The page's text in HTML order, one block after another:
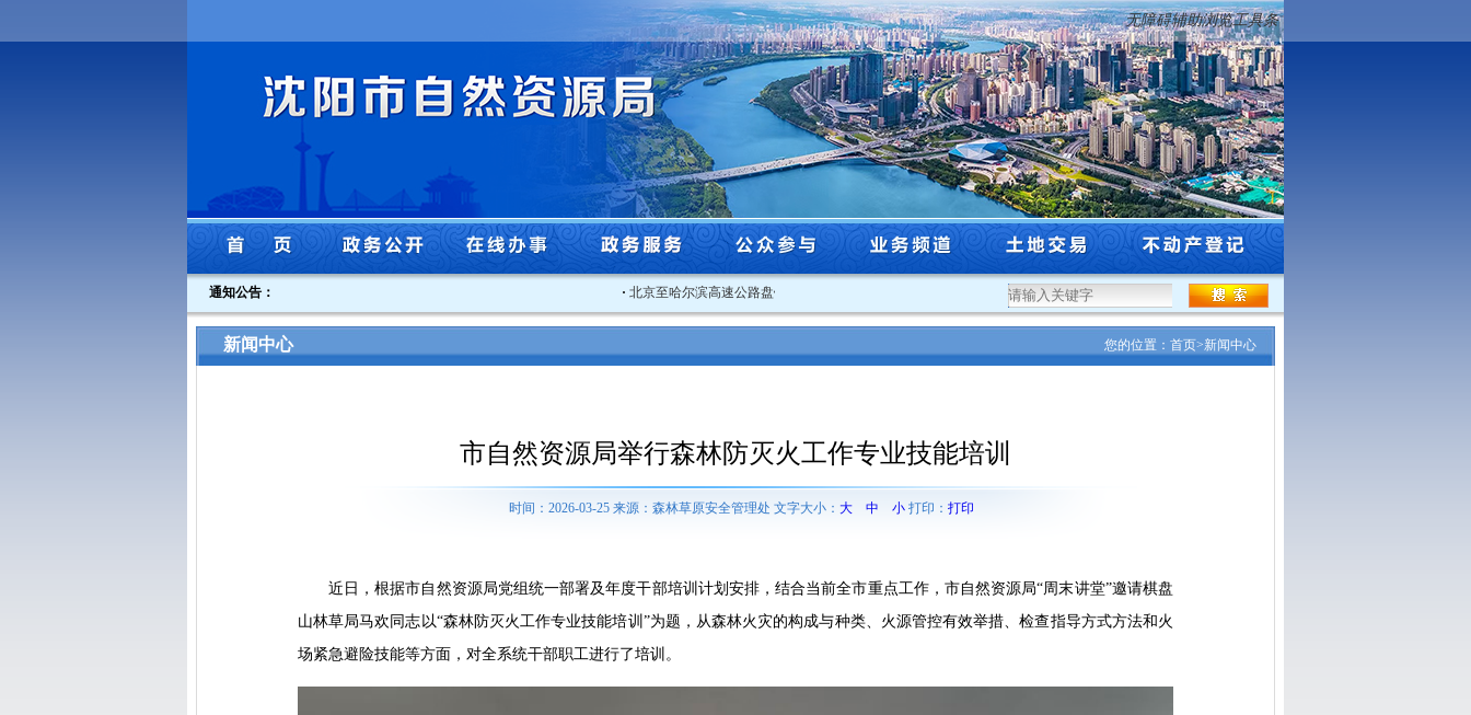
无障碍辅助浏览工具条
通知公告： 北京至哈尔滨高速公路盘锦至沈阳段改扩建工程 （沈阳市段）规... ·沈阳市市级林长（副林长）名单及其责任区公示公告
新闻中心 您的位置： 首页>新闻中心
市自然资源局举行森林防灭火工作专业技能培训
时间：2026-03-25 来源：森林草原安全管理处 文字大小： 大 中 小打印： 打印
近日，根据市自然资源局党组统一部署及年度干部培训计划安排，结合当前全市重点工作，市自然资源局“周末讲堂”邀请棋盘
山林草局马欢同志以“森林防灭火工作专业技能培训”为题，从森林火灾的构成与种类、火源管控有效举措、检查指导方式方法和火
场紧急避险技能等方面，对全系统干部职工进行了培训。